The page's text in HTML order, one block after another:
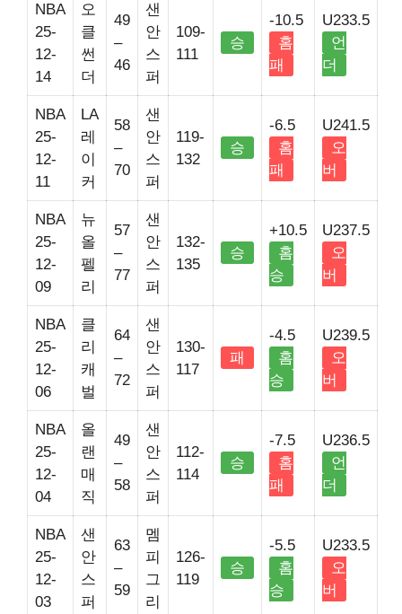
NBA
25-
12-
14
오
클
썬
더
49
–
46
샌
안
스
퍼
109-
111
승
-10.5
홈
패
U233.5
언
더
NBA
25-
12-
11
LA
레
이
커
58
–
70
샌
안
스
퍼
119-
132
승
-6.5
홈
패
U241.5
오
버
NBA
25-
12-
09
뉴
올
펠
리
57
–
77
샌
안
스
퍼
132-
135
승
+10.5
홈
승
U237.5
오
버
NBA
25-
12-
06
클
리
캐
벌
64
–
72
샌
안
스
퍼
130-
117
패
-4.5
홈
승
U239.5
오
버
NBA
25-
12-
04
올
랜
매
직
49
–
58
샌
안
스
퍼
112-
114
승
-7.5
홈
패
U236.5
언
더
NBA
25-
12-
03
샌
안
스
퍼
63
–
59
멤
피
그
리
126-
119
승
-5.5
홈
승
U233.5
오
버